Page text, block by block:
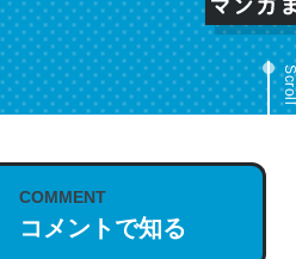
COMMENT
コメントで知る
これは名文。彼はとてもクレバ
う。英語少しでも読める人は原
れ好き。Let’s Fucking Go.